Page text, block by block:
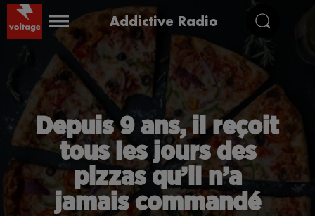
Addictive Radio
Depuis 9 ans, il reçoit
tous les jours des
pizzas qu’il n’a
jamais commandé